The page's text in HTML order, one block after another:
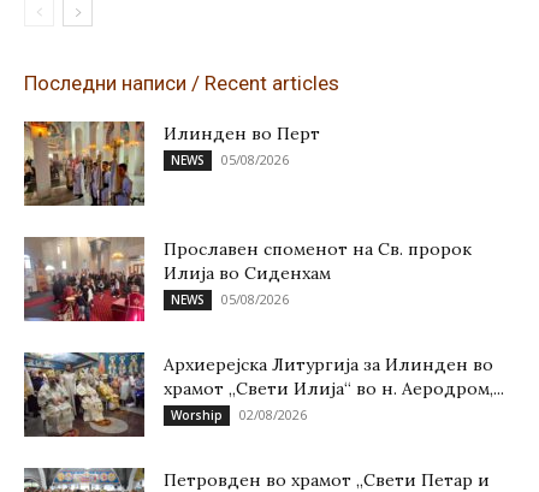
Последни написи / Recent articles
Илинден во Перт
NEWS 05/08/2026
Прославен споменот на Св. пророк
Илија во Сиденхам
NEWS 05/08/2026
Архиерејска Литургија за Илинден во
храмот „Свети Илија“ во н. Аеродром,...
Worship 02/08/2026
Петровден во храмот „Свети Петар и